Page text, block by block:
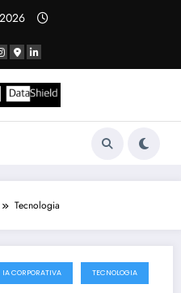
Tecnologia
IA CORPORATIVA TECNOLOGIA